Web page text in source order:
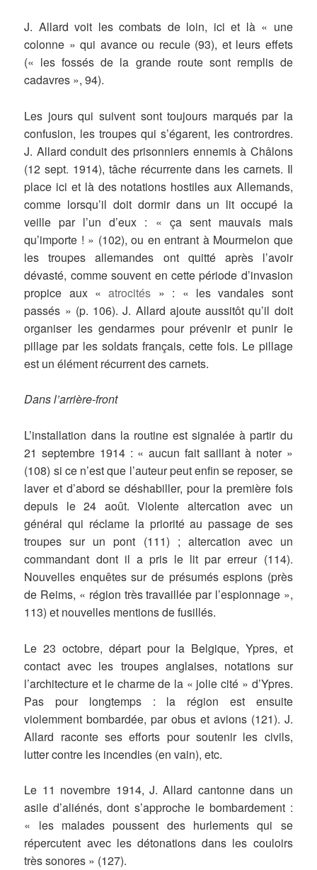
J. Allard voit les combats de loin, ici et là « une
colonne » qui avance ou recule (93), et leurs effets
(« les fossés de la grande route sont remplis de
cadavres », 94).
Les jours qui suivent sont toujours marqués par la
confusion, les troupes qui s’égarent, les contrordres.
J. Allard conduit des prisonniers ennemis à Châlons
(12 sept. 1914), tâche récurrente dans les carnets. Il
place ici et là des notations hostiles aux Allemands,
comme lorsqu’il doit dormir dans un lit occupé la
veille par l’un d’eux : « ça sent mauvais mais
qu’importe ! » (102), ou en entrant à Mourmelon que
les troupes allemandes ont quitté après l’avoir
dévasté, comme souvent en cette période d’invasion
propice aux «atrocités » : « les vandales sont
passés » (p. 106). J. Allard ajoute aussitôt qu’il doit
organiser les gendarmes pour prévenir et punir le
pillage par les soldats français, cette fois. Le pillage
est un élément récurrent des carnets.
Dans l’arrière-front
L’installation dans la routine est signalée à partir du
21 septembre 1914 : « aucun fait saillant à noter »
(108) si ce n’est que l’auteur peut enfin se reposer, se
laver et d’abord se déshabiller, pour la première fois
depuis le 24 août. Violente altercation avec un
général qui réclame la priorité au passage de ses
troupes sur un pont (111) ; altercation avec un
commandant dont il a pris le lit par erreur (114).
Nouvelles enquêtes sur de présumés espions (près
de Reims, « région très travaillée par l’espionnage »,
113) et nouvelles mentions de fusillés.
Le 23 octobre, départ pour la Belgique, Ypres, et
contact avec les troupes anglaises, notations sur
l’architecture et le charme de la « jolie cité » d’Ypres.
Pas pour longtemps : la région est ensuite
violemment bombardée, par obus et avions (121). J.
Allard raconte ses efforts pour soutenir les civils,
lutter contre les incendies (en vain), etc.
Le 11 novembre 1914, J. Allard cantonne dans un
asile d’aliénés, dont s’approche le bombardement :
« les malades poussent des hurlements qui se
répercutent avec les détonations dans les couloirs
très sonores » (127).